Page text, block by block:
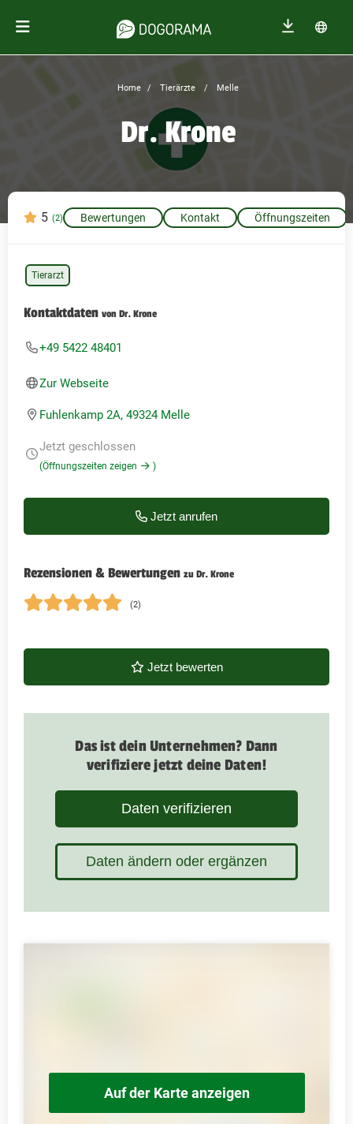
Home Tierärzte Melle
Dr. Krone
5 (2) Bewertungen Kontakt Öffnungszeiten
Tierarzt
Kontaktdaten von Dr. Krone
+49 5422 48401
Zur Webseite
Fuhlenkamp 2A, 49324 Melle
Jetzt geschlossen
(Öffnungszeiten zeigen )
Jetzt anrufen
Rezensionen & Bewertungen zu Dr. Krone
(2)
Jetzt bewerten
Das ist dein Unternehmen? Dann
verifiziere jetzt deine Daten!
Daten verifizieren
Daten ändern oder ergänzen
Auf der Karte anzeigen